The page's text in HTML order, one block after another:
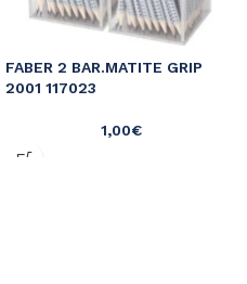
FABER 2 BAR.MATITE GRIP
2001 117023
1,00€